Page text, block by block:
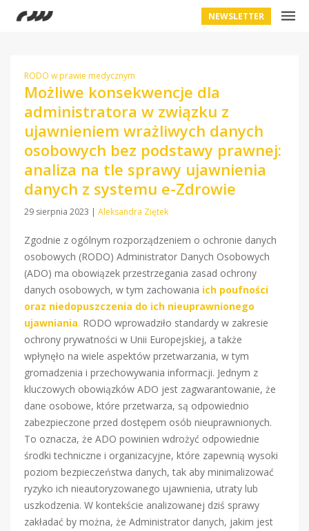
NEWSLETTER
RODO w prawie medycznym
Możliwe konsekwencje dla
administratora w związku z
ujawnieniem wrażliwych danych
osobowych bez podstawy prawnej:
analiza na tle sprawy ujawnienia
danych z systemu e-Zdrowie
29 sierpnia 2023 | Aleksandra Ziętek
Zgodnie z ogólnym rozporządzeniem o ochronie danych
osobowych (RODO) Administrator Danych Osobowych
(ADO) ma obowiązek przestrzegania zasad ochrony
danych osobowych, w tym zachowania ich poufności
oraz niedopuszczenia do ich nieuprawnionego
ujawniania. RODO wprowadziło standardy w zakresie
ochrony prywatności w Unii Europejskiej, a także
wpłynęło na wiele aspektów przetwarzania, w tym
gromadzenia i przechowywania informacji. Jednym z
kluczowych obowiązków ADO jest zagwarantowanie, że
dane osobowe, które przetwarza, są odpowiednio
zabezpieczone przed dostępem osób nieuprawnionych.
To oznacza, że ADO powinien wdrożyć odpowiednie
środki techniczne i organizacyjne, które zapewnią wysoki
poziom bezpieczeństwa danych, tak aby minimalizować
ryzyko ich nieautoryzowanego ujawnienia, utraty lub
uszkodzenia. W kontekście analizowanej dziś sprawy
zakładać by można, że Administrator danych, jakim jest